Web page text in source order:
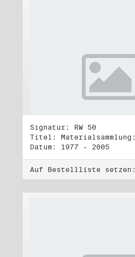
Signatur: RW 50
Datum: 1977 - 2005
Auf Bestellliste setzen: